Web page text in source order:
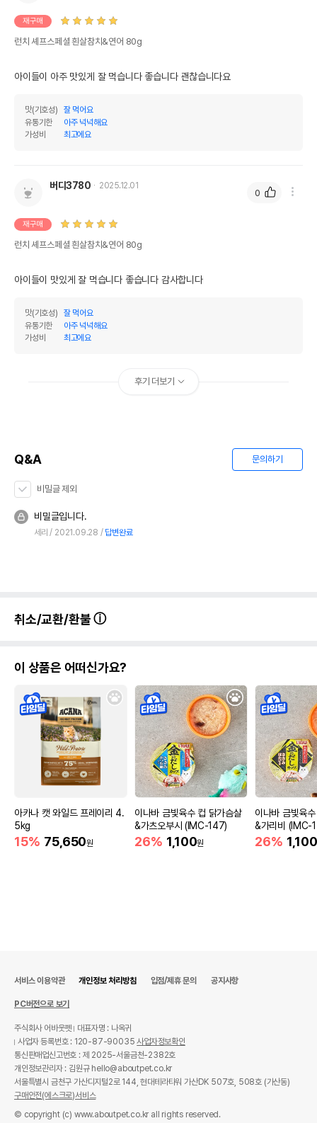
재구매
런치 셰프스페셜 흰살참치&연어 80g
아이들이 아주 맛있게 잘 먹습니다 좋습니다 괜찮습니다요
맛(기호성)
잘 먹어요
유통기한
아주 넉넉해요
가성비
최고에요
버디3780 2025.12.01
재구매
런치 셰프스페셜 흰살참치&연어 80g
아이들이 맛있게 잘 먹습니다 좋습니다 감사합니다
맛(기호성)
잘 먹어요
유통기한
아주 넉넉해요
가성비
최고에요
0
후기 더보기
Q&A 문의하기
비밀글 제외
비밀글입니다.
세리 2021.09.28 답변완료
취소/교환/환불
이 상품은 어떠신가요?
아카나 캣 와일드 프레이리 4.
5kg
15% 75,650원
이나바 금빛육수 컵 닭가슴살
&가츠오부시 (IMC-147)
26% 1,100원
이나바 금빛육
&가리비 (IMC-
26% 1,100
서비스 이용약관 개인정보 처리방침 입점/제휴 문의 공지사항
PC버전으로 보기
주식회사 어바웃펫
대표자명 : 나옥귀
사업자 등록번호 : 120-87-90035사업자정보확인
통신판매업신고번호 : 제 2025-서울금천-2382호
개인정보관리자 : 김원규 hello@aboutpet.co.kr
서울특별시 금천구 가산디지털2로 144, 현대테라타워 가산DK 507호, 508호 (가산동)
구매안전(에스크로)서비스
© copyright (c) www.aboutpet.co.kr all rights reserved.